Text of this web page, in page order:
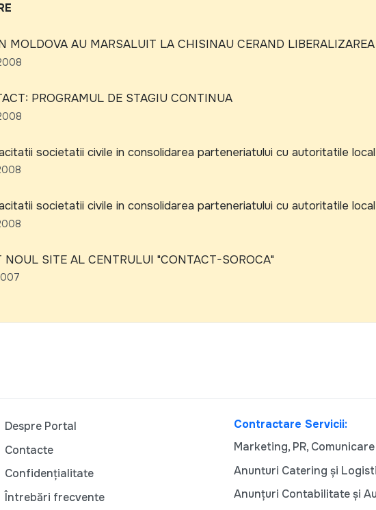
MOLDOVA AU MARSALUIT LA CHISINAU CERAND LIBERALIZAREA
PROGRAMUL DE STAGIU CONTINUA
societatii civile in consolidarea parteneriatului cu autoritatile
societatii civile in consolidarea parteneriatului cu autoritatile
NOUL SITE AL CENTRULUI "CONTACT-SOROCA"
Despre Portal
Contacte
Confidențialitate
Întrebări frecvente
Contractare Servicii:
Marketing, PR, Comunicare
Anunturi Catering și
Anunțuri Contabilitate și